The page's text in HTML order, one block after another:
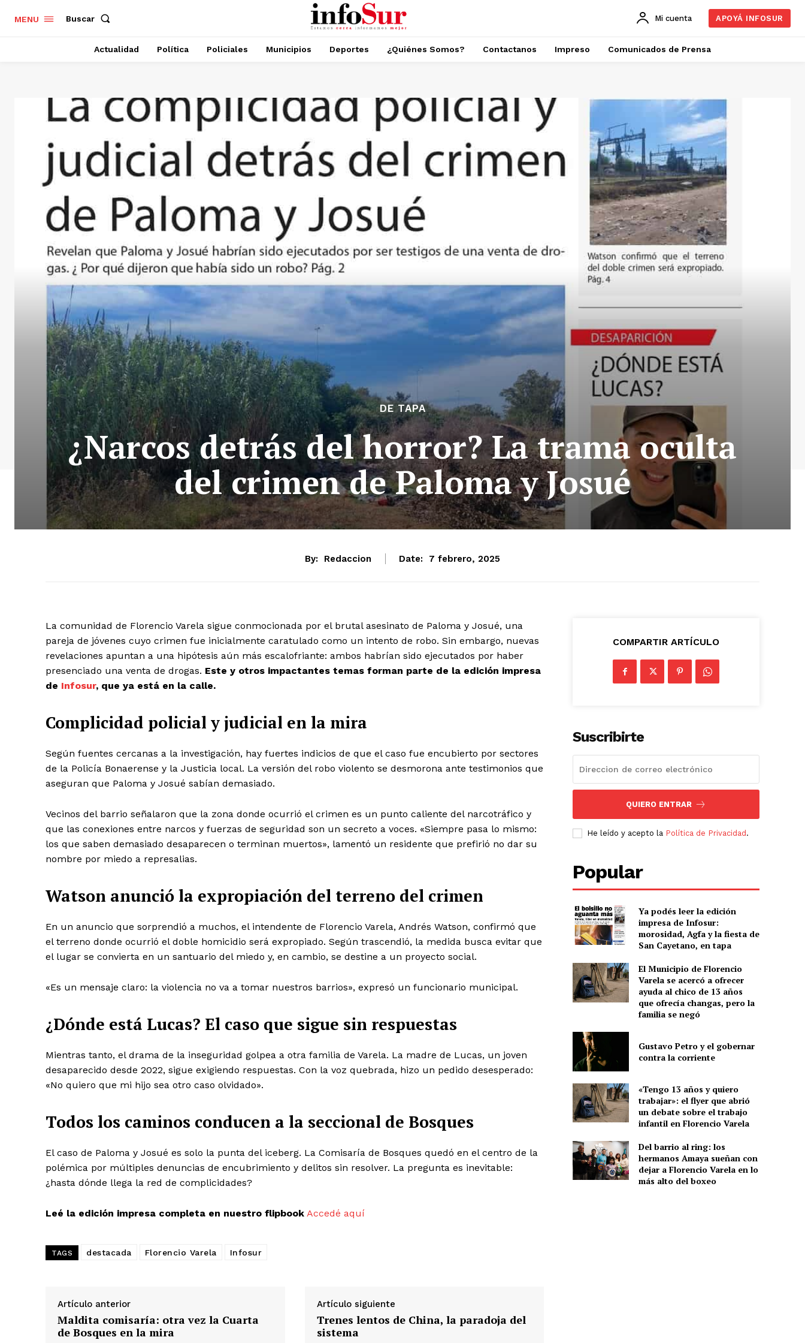
MENU Buscar Mi cuenta APOYÁ INFOSUR
Actualidad Política Policiales Municipios Deportes ¿Quiénes Somos? Contactanos Impreso Comunicados de Prensa
DE TAPA
¿Narcos detrás del horror? La trama oculta
del crimen de Paloma y Josué
By: Redaccion Date: 7 febrero, 2025
La comunidad de Florencio Varela sigue conmocionada por el brutal asesinato de Paloma y Josué, una
pareja de jóvenes cuyo crimen fue inicialmente caratulado como un intento de robo. Sin embargo, nuevas
revelaciones apuntan a una hipótesis aún más escalofriante: ambos habrían sido ejecutados por haber
presenciado una venta de drogas. Este y otros impactantes temas forman parte de la edición impresa
de Infosur, que ya está en la calle.
Complicidad policial y judicial en la mira
Según fuentes cercanas a la investigación, hay fuertes indicios de que el caso fue encubierto por sectores
de la Policía Bonaerense y la Justicia local. La versión del robo violento se desmorona ante testimonios que
aseguran que Paloma y Josué sabían demasiado.
Vecinos del barrio señalaron que la zona donde ocurrió el crimen es un punto caliente del narcotráfico y
que las conexiones entre narcos y fuerzas de seguridad son un secreto a voces. «Siempre pasa lo mismo:
los que saben demasiado desaparecen o terminan muertos», lamentó un residente que prefirió no dar su
nombre por miedo a represalias.
Watson anunció la expropiación del terreno del crimen
En un anuncio que sorprendió a muchos, el intendente de Florencio Varela, Andrés Watson, confirmó que
el terreno donde ocurrió el doble homicidio será expropiado. Según trascendió, la medida busca evitar que
el lugar se convierta en un santuario del miedo y, en cambio, se destine a un proyecto social.
«Es un mensaje claro: la violencia no va a tomar nuestros barrios», expresó un funcionario municipal.
¿Dónde está Lucas? El caso que sigue sin respuestas
Mientras tanto, el drama de la inseguridad golpea a otra familia de Varela. La madre de Lucas, un joven
desaparecido desde 2022, sigue exigiendo respuestas. Con la voz quebrada, hizo un pedido desesperado:
«No quiero que mi hijo sea otro caso olvidado».
Todos los caminos conducen a la seccional de Bosques
El caso de Paloma y Josué es solo la punta del iceberg. La Comisaría de Bosques quedó en el centro de la
polémica por múltiples denuncias de encubrimiento y delitos sin resolver. La pregunta es inevitable:
¿hasta dónde llega la red de complicidades?
Leé la edición impresa completa en nuestro flipbook Accedé aquí
TAGS destacada Florencio Varela Infosur
Artículo anterior
Maldita comisaría: otra vez la Cuarta
de Bosques en la mira
Artículo siguiente
Trenes lentos de China, la paradoja del
sistema
COMPARTIR ARTÍCULO
Suscribirte
QUIERO ENTRAR
He leído y acepto la Política de Privacidad .
Popular
Ya podés leer la edición
impresa de Infosur:
morosidad, Agfa y la fiesta de
San Cayetano, en tapa
El Municipio de Florencio
Varela se acercó a ofrecer
ayuda al chico de 13 años
que ofrecía changas, pero la
familia se negó
Gustavo Petro y el gobernar
contra la corriente
«Tengo 13 años y quiero
trabajar»: el flyer que abrió
un debate sobre el trabajo
infantil en Florencio Varela
Del barrio al ring: los
hermanos Amaya sueñan con
dejar a Florencio Varela en lo
más alto del boxeo